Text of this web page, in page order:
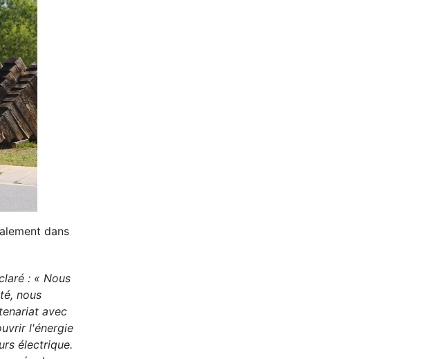
dans
: « Nous
nous
avec
l'énergie
électrique.